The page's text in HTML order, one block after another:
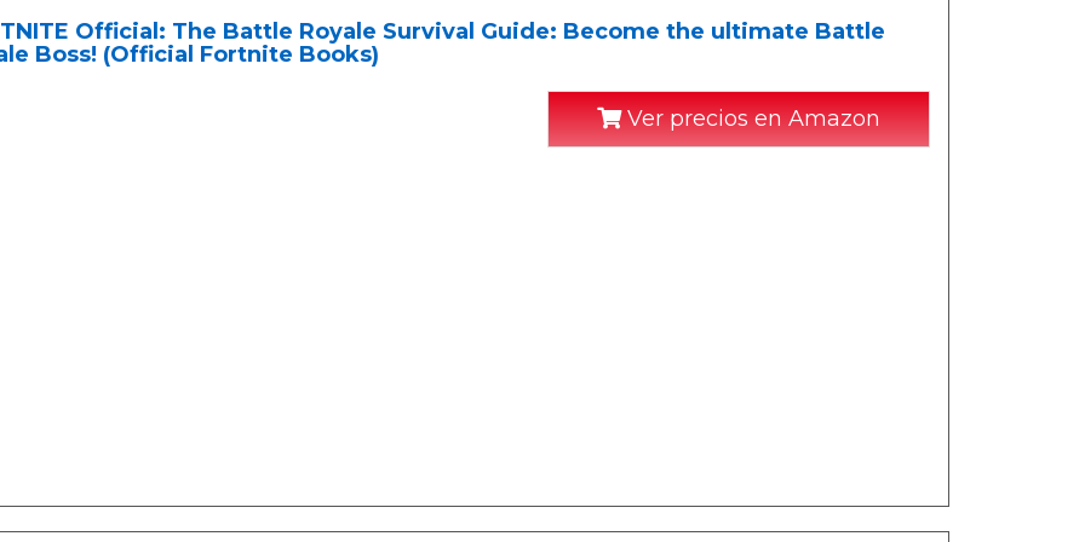
Official: The Battle Royale Survival Guide: Become the ultimate Battle
Boss! (Official Fortnite Books)
Ver precios en Amazon